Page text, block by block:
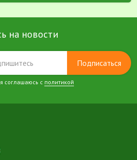
на новости
Подписаться
соглашаюсь с политикой